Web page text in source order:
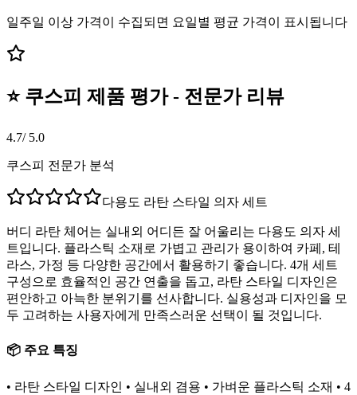
일주일 이상 가격이 수집되면 요일별 평균 가격이 표시됩니다
⭐ 쿠스피 제품 평가 - 전문가 리뷰
4.7/ 5.0
쿠스피 전문가 분석
다용도 라탄 스타일 의자 세트
버디 라탄 체어는 실내외 어디든 잘 어울리는 다용도 의자 세
트입니다. 플라스틱 소재로 가볍고 관리가 용이하여 카페, 테
라스, 가정 등 다양한 공간에서 활용하기 좋습니다. 4개 세트
구성으로 효율적인 공간 연출을 돕고, 라탄 스타일 디자인은
편안하고 아늑한 분위기를 선사합니다. 실용성과 디자인을 모
두 고려하는 사용자에게 만족스러운 선택이 될 것입니다.
📦 주요 특징
• 라탄 스타일 디자인 • 실내외 겸용 • 가벼운 플라스틱 소재 • 4